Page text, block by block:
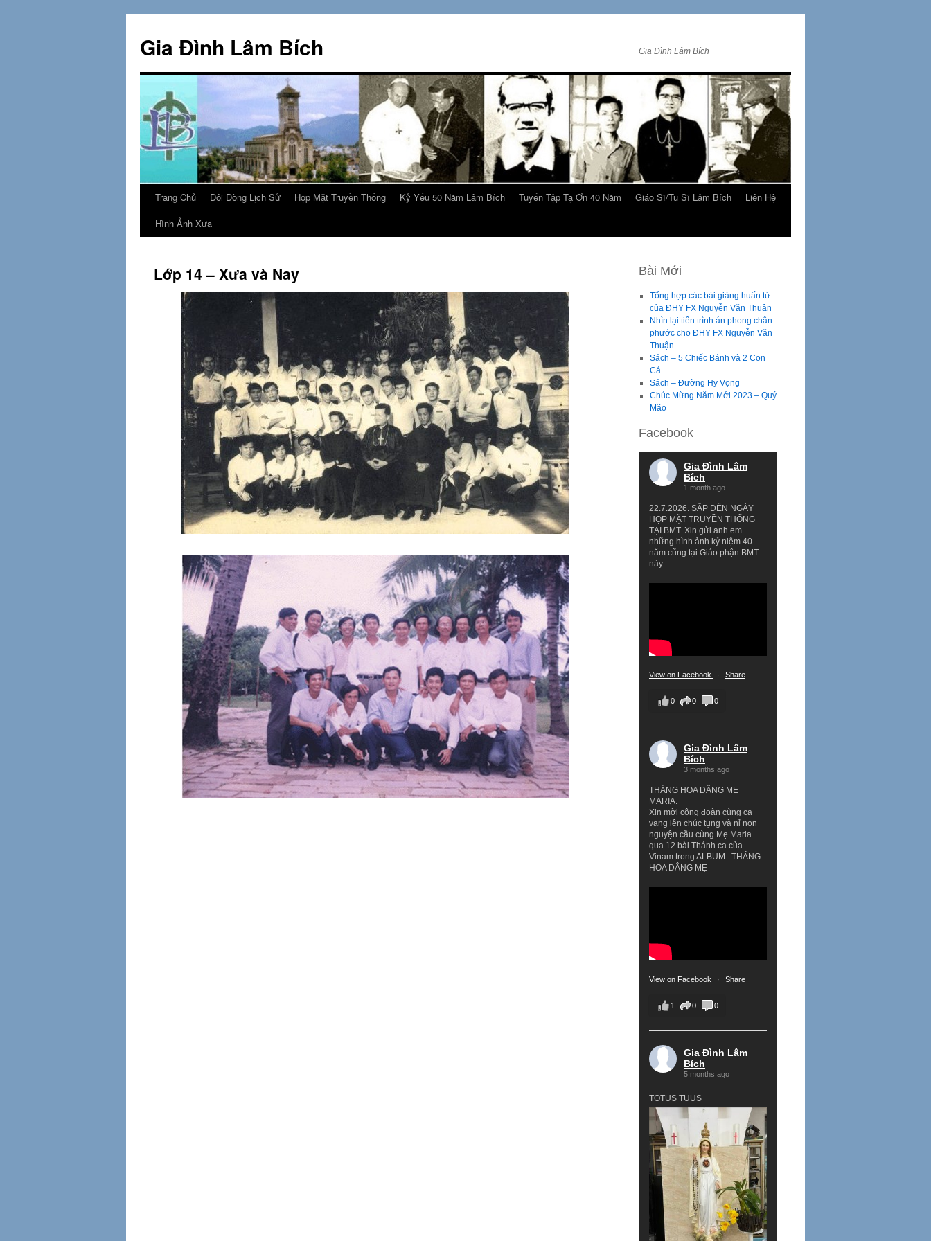
content
Gia Đình Lâm Bích Gia Đình Lâm Bích
Trang Chủ Đôi Dòng Lịch Sử Họp Mặt Truyền Thống Kỷ Yếu 50 Năm Lâm Bích Tuyển Tập Tạ Ơn 40 Năm Giáo Sĩ/Tu Sĩ Lâm Bích
Liên Hệ
Hình Ảnh Xưa
Lớp 14 – Xưa và Nay Bài Mới
Tổng hợp các bài giảng huấn từ
của ĐHY FX Nguyễn Văn Thuận
Nhìn lại tiến trình án phong chân
phước cho ĐHY FX Nguyễn Văn
Thuận
Sách – 5 Chiếc Bánh và 2 Con
Cá
Sách – Đường Hy Vọng
Chúc Mừng Năm Mới 2023 – Quý
Mão
Facebook
Gia Đình Lâm
Bích
1 month ago
22.7.2026. SẮP ĐẾN NGÀY
HỌP MẶT TRUYỀN THỐNG
TẠI BMT. Xin gửi anh em
những hình ảnh kỷ niệm 40
năm cũng tại Giáo phận BMT
này.
View on Facebook · Share
0 0 0
Gia Đình Lâm
Bích
3 months ago
THÁNG HOA DÂNG MẸ
MARIA.
Xin mời cộng đoàn cùng ca
vang lên chúc tụng và nỉ non
nguyện cầu cùng Mẹ Maria
qua 12 bài Thánh ca của
Vinam trong ALBUM : THÁNG
HOA DÂNG MẸ
View on Facebook · Share
1 0 0
Gia Đình Lâm
Bích
5 months ago
TOTUS TUUS